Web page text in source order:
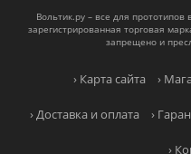
Вольтик.ру – все для
зарегистрированная торговая
запрещено и
› Карта сайта ›
› Доставка и оплата ›
›